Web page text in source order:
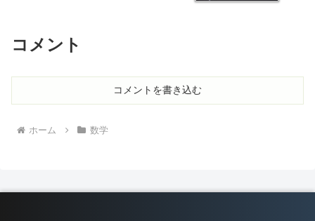
コメント
コメントを書き込む
ホーム 数学